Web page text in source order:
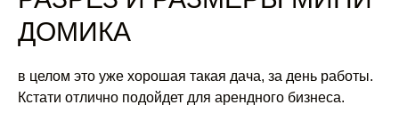
ДОМИКА
в целом это уже хорошая такая дача, за день работы.
Кстати отлично подойдет для арендного бизнеса.